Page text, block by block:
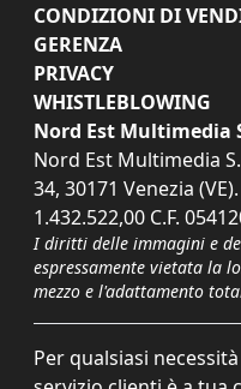
CONDIZIONI DI
GERENZA
PRIVACY
WHISTLEBLOWING
Nord Est Multimedia
Nord Est Multimedia
34, 30171 Venezia
1.432.522,00 C.F.
I diritti delle immagini e
espressamente vietata la
mezzo e l'adattamento
Per qualsiasi